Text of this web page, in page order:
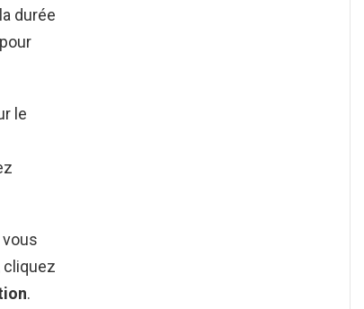
durée
le
cliquez
.